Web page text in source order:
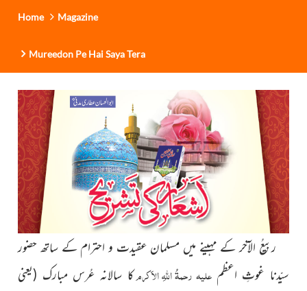
Home Magazine
Mureedon Pe Hai Saya Tera
ربیعُ الآخر کے مہینے میں مسلمان عقیدت و احترام کے ساتھ حضور
سیّدنا غوثِ اعظمعلیہ رحمۃُ اللہِ الاَکرمکا سالانہ عُرس مبارک (یعنی